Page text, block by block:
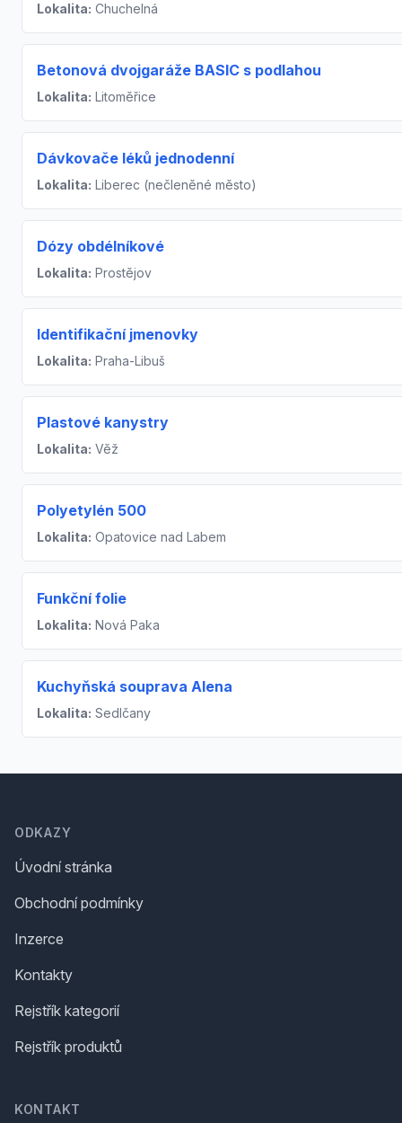
Lokalita: Chuchelná
Betonová dvojgaráže BASIC s podlahou
Lokalita: Litoměřice
Dávkovače léků jednodenní
Lokalita: Liberec (nečleněné město)
Dózy obdélníkové
Lokalita: Prostějov
Identifikační jmenovky
Lokalita: Praha-Libuš
Plastové kanystry
Lokalita: Věž
Polyetylén 500
Lokalita: Opatovice nad Labem
Funkční folie
Lokalita: Nová Paka
Kuchyňská souprava Alena
Lokalita: Sedlčany
ODKAZY
Úvodní stránka
Obchodní podmínky
Inzerce
Kontakty
Rejstřík kategorií
Rejstřík produktů
KONTAKT